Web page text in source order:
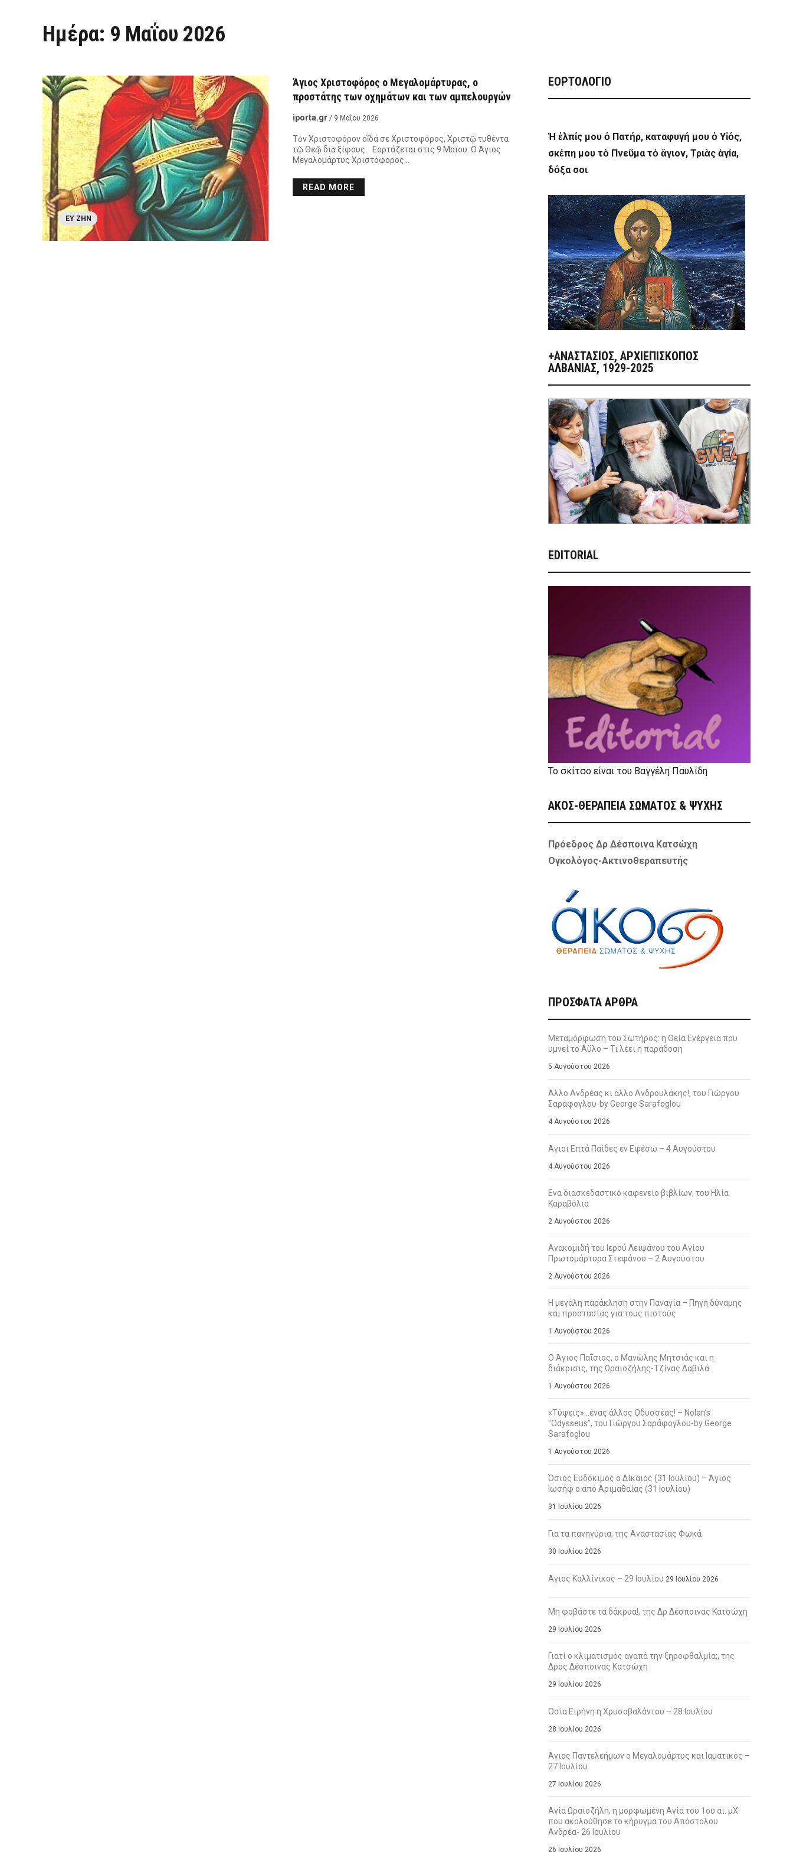
Ημέρα: 9 Μαΐου 2026
ΕΥ ΖΗΝ
Άγιος Χριστοφόρος ο Μεγαλομάρτυρας, ο
προστάτης των οχημάτων και των αμπελουργών
iporta.gr / 9 Μαΐου 2026
Τὸν Χριστοφόρον οἶδά σε Χριστοφόρος, Χριστῷ τυθέντα
τῷ Θεῷ διὰ ξίφους. Εορτάζεται στις 9 Μαϊου. Ο Άγιος
Μεγαλομάρτυς Χριστόφορος…
READ MORE
ΕΟΡΤΟΛΟΓΙΟ
Ἡ ἐλπίς μου ὁ Πατήρ, καταφυγή μου ὁ Υἱός,
σκέπη μου τὸ Πνεῦμα τὸ ἅγιον, Τριὰς ἁγία,
δόξα σοι
+ΑΝΑΣΤΆΣΙΟΣ, ΑΡΧΙΕΠΊΣΚΟΠΟΣ
ΑΛΒΑΝΊΑΣ, 1929-2025
EDITORIAL
Το σκίτσο είναι του Βαγγέλη Παυλίδη
ΑΚΟΣ-ΘΕΡΑΠΕΙΑ ΣΩΜΑΤΟΣ & ΨΥΧΗΣ
Πρόεδρος Δρ Δέσποινα Κατσώχη
Ογκολόγος-Ακτινοθεραπευτής
ΠΡΌΣΦΑΤΑ ΆΡΘΡΑ
Μεταμόρφωση του Σωτήρος: η Θεία Ενέργεια που
υμνεί το Άϋλο – Τι λέει η παράδοση
5 Αυγούστου 2026
Άλλο Ανδρέας κι άλλο Ανδρουλάκης!, του Γιώργου
Σαράφογλου-by George Sarafoglou
4 Αυγούστου 2026
Άγιοι Επτά Παίδες εν Εφέσω – 4 Αυγούστου
4 Αυγούστου 2026
Ενα διασκεδαστικό καφενείο βιβλίων, του Ηλία
Καραβόλια
2 Αυγούστου 2026
Ανακομιδή του Ιερού Λειψάνου του Αγίου
Πρωτομάρτυρα Στεφάνου – 2 Αυγούστου
2 Αυγούστου 2026
Η μεγάλη παράκληση στην Παναγία – Πηγή δύναμης
και προστασίας για τους πιστούς
1 Αυγούστου 2026
Ο Άγιος Παΐσιος, ο Μανώλης Μητσιάς και η
διάκρισις, της Ωραιοζήλης-Τζίνας Δαβιλά
1 Αυγούστου 2026
«Τύψεις»…ένας άλλος Οδυσσέας! – Nolan’s
“Odysseus”, του Γιώργου Σαράφογλου-by George
Sarafoglou
1 Αυγούστου 2026
Όσιος Ευδόκιμος ο Δίκαιος (31 Ιουλίου) – Άγιος
Ιωσήφ ο από Αριμαθαίας (31 Ιουλίου)
31 Ιουλίου 2026
Για τα πανηγύρια, της Αναστασίας Φωκά
30 Ιουλίου 2026
Άγιος Καλλίνικος – 29 Ιουλίου 29 Ιουλίου 2026
Μη φοβάστε τα δάκρυα!, της Δρ Δέσποινας Κατσώχη
29 Ιουλίου 2026
Γιατί ο κλιματισμός αγαπά την ξηροφθαλμία;, της
Δρος Δέσποινας Κατσώχη
29 Ιουλίου 2026
Οσία Ειρήνη η Χρυσοβαλάντου – 28 Ιουλίου
28 Ιουλίου 2026
Άγιος Παντελεήμων ο Μεγαλομάρτυς και Ιαματικός –
27 Ιουλίου
27 Ιουλίου 2026
Αγία Ωραιοζήλη, η μορφωμένη Αγία του 1ου αι. μΧ
που ακολούθησε το κήρυγμα του Απόστολου
Ανδρέα- 26 Ιουλίου
26 Ιουλίου 2026